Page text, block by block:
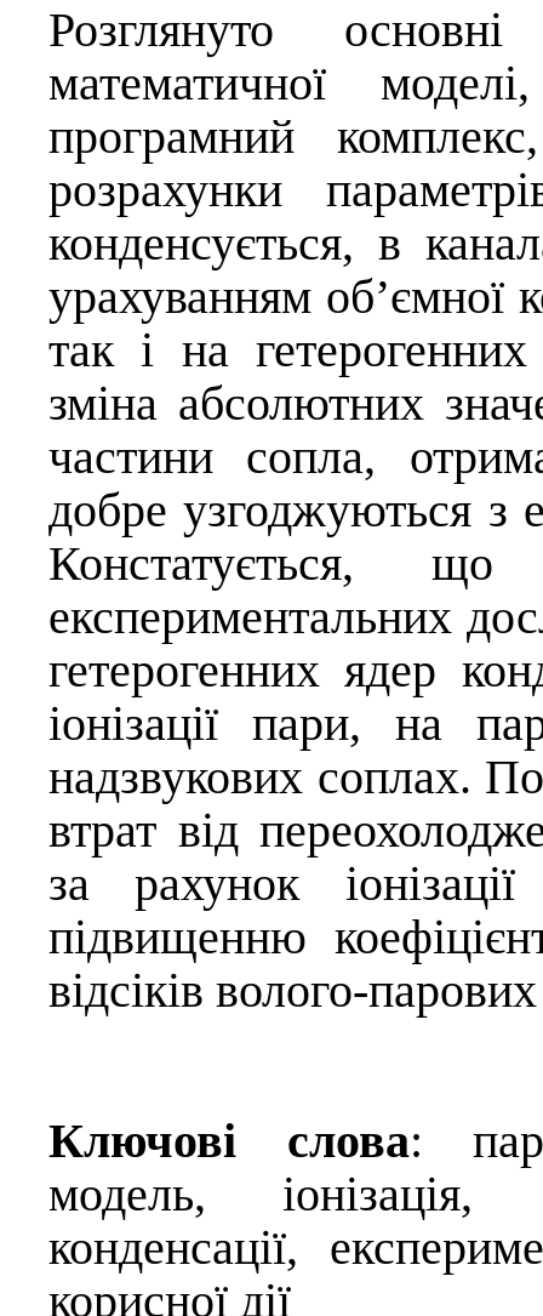
Розглянуто основні
математичної
програмний
розрахунки
конденсується, в
урахуванням об’ємної
так і на
зміна абсолютних
частини сопла,
добре узгоджуються з
Констатується,
експериментальних
гетерогенних ядер
іонізації пари, на
надзвукових соплах.
втрат від
за рахунок
підвищенню
відсіків волого-
Ключові слова:
модель, іонізація,
конденсації,
корисної дії